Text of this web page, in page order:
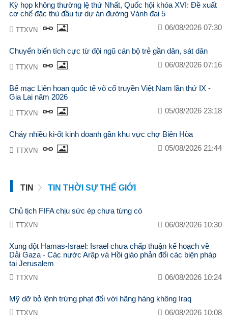
Kỳ họp không thường lệ thứ Nhất, Quốc hội khóa XVI: Đề xuất
cơ chế đặc thù đầu tư dự án đường Vành đai 5
TTXVN 06/08/2026 07:30
Chuyển biến tích cực từ đội ngũ cán bộ trẻ gần dân, sát dân
TTXVN 06/08/2026 07:16
Bế mạc Liên hoan quốc tế võ cổ truyền Việt Nam lần thứ IX -
Gia Lai năm 2026
TTXVN 05/08/2026 23:18
Cháy nhiều ki-ốt kinh doanh gần khu vực chợ Biên Hòa
TTXVN 05/08/2026 21:44
TIN TIN THỜI SỰ THẾ GIỚI
Chủ tịch FIFA chịu sức ép chưa từng có
TTXVN 06/08/2026 10:30
Xung đột Hamas-Israel: Israel chưa chấp thuận kế hoạch về
Dải Gaza - Các nước Arập và Hồi giáo phản đối các biện pháp
tại Jerusalem
TTXVN 06/08/2026 10:24
Mỹ dỡ bỏ lệnh trừng phạt đối với hãng hàng không Iraq
TTXVN 06/08/2026 10:08